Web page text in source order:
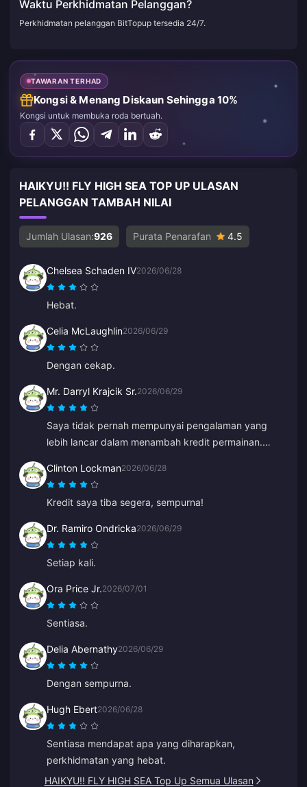
Waktu Perkhidmatan Pelanggan?
Perkhidmatan pelanggan BitTopup tersedia 24/7.
TAWARAN TERHAD
Kongsi & Menang Diskaun Sehingga 10%
Kongsi untuk membuka roda bertuah.
HAIKYU!! FLY HIGH SEA TOP UP ULASAN
PELANGGAN TAMBAH NILAI
Jumlah Ulasan:926 Purata Penarafan 4.5
Chelsea Schaden IV2026/06/28
Hebat.
Celia McLaughlin2026/06/29
Dengan cekap.
Mr. Darryl Krajcik Sr.2026/06/29
Saya tidak pernah mempunyai pengalaman yang
lebih lancar dalam menambah kredit permainan.
Clinton Lockman2026/06/28
Kredit saya tiba segera, sempurna!
Dr. Ramiro Ondricka2026/06/29
Setiap kali.
Ora Price Jr.2026/07/01
Sentiasa.
Delia Abernathy2026/06/29
Dengan sempurna.
Hugh Ebert2026/06/28
Sentiasa mendapat apa yang diharapkan,
perkhidmatan yang hebat.
HAIKYU!! FLY HIGH SEA Top Up Semua Ulasan